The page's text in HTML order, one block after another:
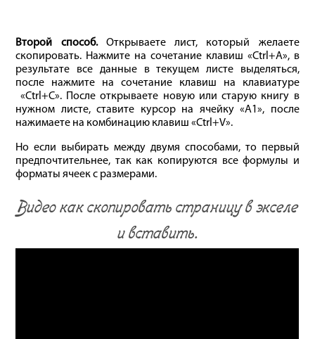
Второй способ.Открываете лист, который желаете
скопировать. Нажмите на сочетание клавиш «Ctrl+A», в
результате все данные в текущем листе выделяться,
после нажмите на сочетание клавиш на клавиатуре
«Ctrl+C». После открываете новую или старую книгу в
нужном листе, ставите курсор на ячейку «А1», после
нажимаете на комбинацию клавиш «Ctrl+V».
Но если выбирать между двумя способами, то первый
предпочтительнее, так как копируются все формулы и
форматы ячеек с размерами.
Видео как скопировать страницу в экселе
и вставить.